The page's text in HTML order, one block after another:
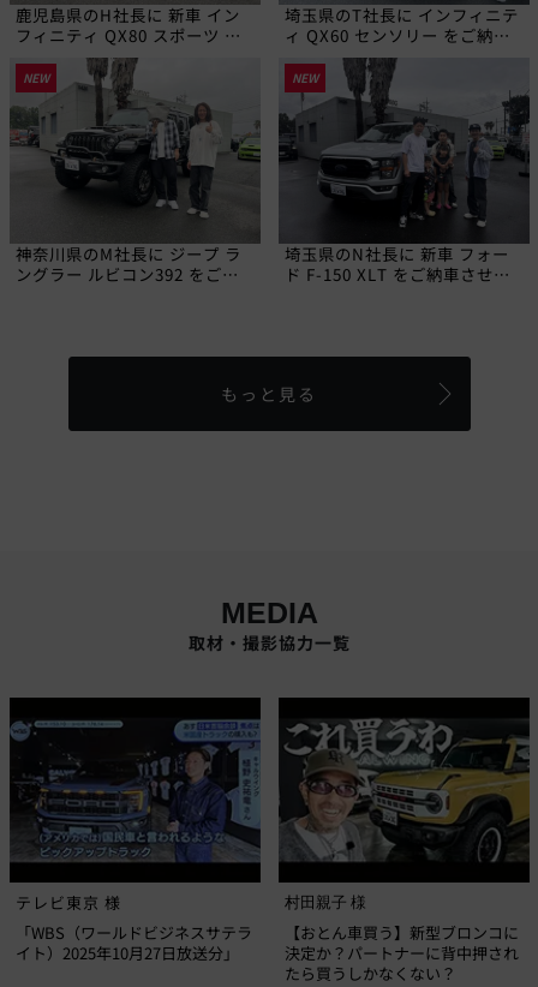
鹿児島県のH社長に 新車 イン
フィニティ QX80 スポーツ を
ご納車させていただきました!
埼玉県のT社長に インフィニテ
ィ QX60 センソリー をご納車
させていただきました!
NEW
神奈川県のM社長に ジープ ラ
ングラー ルビコン392 をご納
NEW
埼玉県のN社長に 新車 フォー
ド F-150 XLT をご納車させて
もっと見る
MEDIA
取材・撮影協力一覧
テレビ東京 様
「WBS（ワールドビジネスサテラ
イト）2025年10月27日放送分」
村田親子 様
【おとん車買う】新型ブロンコに
決定か？パートナーに背中押され
たら買うしかなくない？